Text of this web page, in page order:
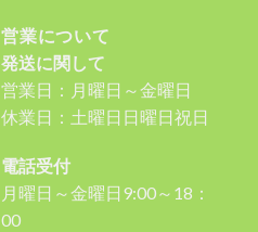
営業について
発送に関して
営業日：月曜日～金曜日
休業日：土曜日日曜日祝日
電話受付
月曜日～金曜日9:00～18：
00